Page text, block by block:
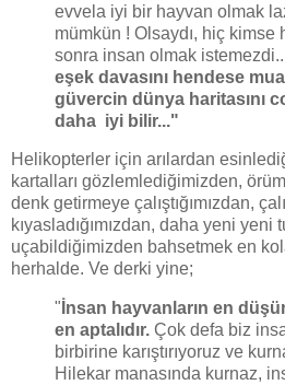
evvela iyi bir hayvan olmak
mümkün ! Olsaydı, hiç kimse
sonra insan olmak
eşek davasını hendese
güvercin dünya haritasını
daha iyi bilir..."
Helikopterler için arılardan
kartalları gözlemlediğimizden,
denk getirmeye çalıştığımızdan,
kıyasladığımızdan, daha yeni
uçabildiğimizden bahsetmek en
herhalde. Ve derki yine;
" İnsan hayvanların en
en aptalıdır. Çok defa biz
birbirine karıştırıyoruz ve
Hilekar manasında kurnaz,